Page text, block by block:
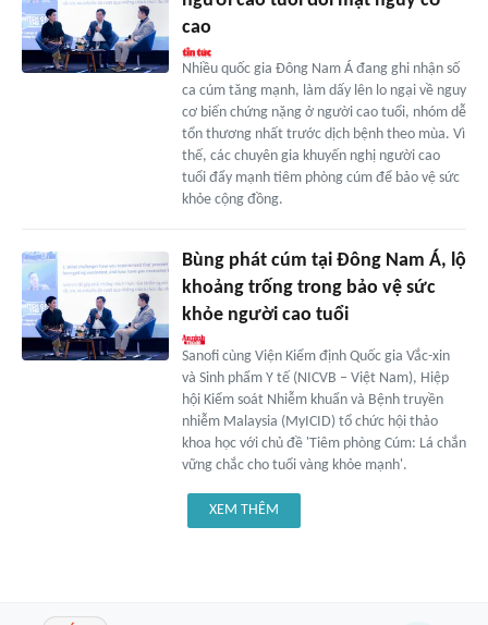
cao
Nhiều quốc gia Đông Nam Á đang ghi nhận số
ca cúm tăng mạnh, làm dấy lên lo ngại về nguy
cơ biến chứng nặng ở người cao tuổi, nhóm dễ
tổn thương nhất trước dịch bệnh theo mùa. Vì
thế, các chuyên gia khuyến nghị người cao
tuổi đẩy mạnh tiêm phòng cúm để bảo vệ sức
khỏe cộng đồng.
Bùng phát cúm tại Đông Nam Á, lộ
khoảng trống trong bảo vệ sức
khỏe người cao tuổi
Sanofi cùng Viện Kiểm định Quốc gia Vắc-xin
và Sinh phẩm Y tế (NICVB – Việt Nam), Hiệp
hội Kiểm soát Nhiễm khuẩn và Bệnh truyền
nhiễm Malaysia (MyICID) tổ chức hội thảo
khoa học với chủ đề 'Tiêm phòng Cúm: Lá chắn
vững chắc cho tuổi vàng khỏe mạnh'.
XEM THÊM